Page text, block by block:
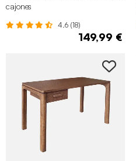
cajones
4.6 (18)
149,99 €